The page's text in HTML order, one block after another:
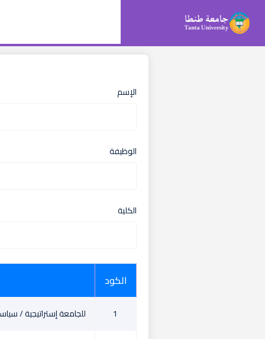
الإسم
الوظيفة
الكلية
الكود
1 للجامعة إستراتيجية /